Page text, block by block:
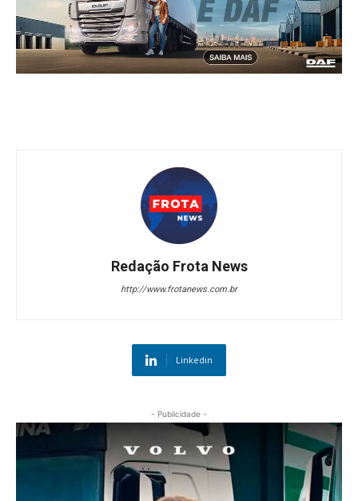
Redação Frota News
http://www.frotanews.com.br
Linkedin
- Publicidade -